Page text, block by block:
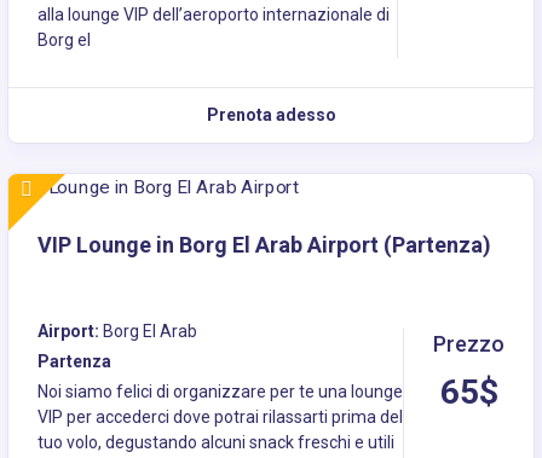
alla lounge VIP dell’aeroporto internazionale di
Borg el
Prenota adesso
VIP Lounge in Borg El Arab Airport (Partenza)
Airport: Borg El Arab
Partenza
Noi siamo felici di organizzare per te una lounge
VIP per accederci dove potrai rilassarti prima del
tuo volo, degustando alcuni snack freschi e utili
Prezzo
65$